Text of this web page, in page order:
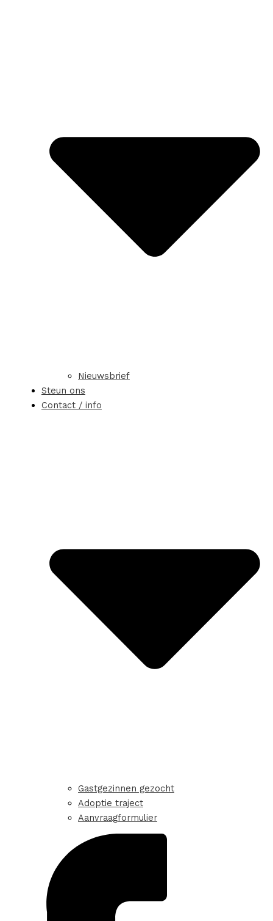
Nieuwsbrief
Steun ons
Contact / info
Gastgezinnen gezocht
Adoptie traject
Aanvraagformulier